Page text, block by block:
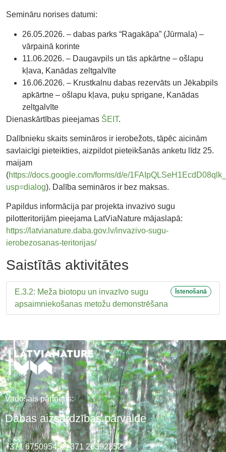
Semināru norises datumi:
26.05.2026. – dabas parks “Ragakāpa” (Jūrmala) –
vārpainā korinte
11.06.2026. – Daugavpils un tās apkārtne – ošlapu
kļava, Kanādas zeltgalvīte
16.06.2026. – Krustkalnu dabas rezervāts un Jēkabpils
apkārtne – ošlapu kļava, puķu sprigane, Kanādas
zeltgalvīte
Dienaskārtības pieejamas ŠEIT.
Dalībnieku skaits semināros ir ierobežots, tāpēc aicinām
savlaicīgi pieteikties, aizpildot pieteikšanās anketu līdz 25.
maijam
(https://docs.google.com/forms/d/e/
usp=dialog). Dalība semināros ir bez maksas.
Papildus informācija par projekta invazivo sugu
pilotteritorijām pieejama LatViaNature mājaslapā:
https://latvianature.daba.gov.lv/invazivo-sugu-
ierobezosanas-teritorijas/
Saistītās aktivitātes
E.3.2: Meža biotopu un invazīvo sugu
apsaimniekošanas metožu demonstrēšana
Īstenošanā
Vadošais partneris:
Dabas aizsardzības pārvalde
+371 67509545,+371 26392352